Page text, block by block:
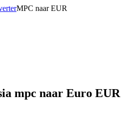
MPC naar EUR
mpc naar Euro EUR